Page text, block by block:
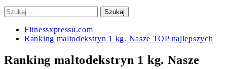
Szukaj:
Fitnessxpressu.com
Ranking maltodekstryn 1 kg. Nasze TOP najlepszych
Ranking maltodekstryn 1 kg. Nasze